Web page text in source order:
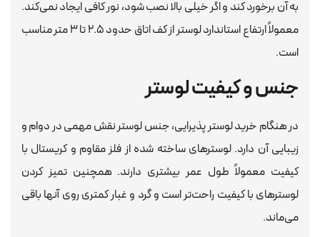
به آن برخورد کند و اگر خیلی بالا نصب شود، نور کافی ایجاد نمی‌کند.
معمولاً ارتفاع استاندارد لوستر از کف اتاق حدود ۲.۵ تا ۳ متر مناسب
است.
جنس و کیفیت لوستر
در هنگام خرید لوستر پذیرایی، جنس لوستر نقش مهمی در دوام و
زیبایی آن دارد. لوسترهای ساخته شده از فلز مقاوم و کریستال با
کیفیت معمولاً طول عمر بیشتری دارند. همچنین تمیز کردن
لوسترهای با کیفیت راحت‌تر است و گرد و غبار کمتری روی آنها باقی
می‌ماند.